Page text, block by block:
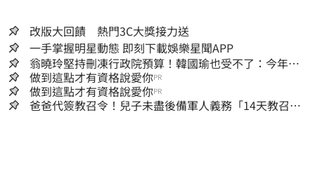
改版大回饋 熱門3C大獎接力送
一手掌握明星動態 即刻下載娛樂星聞APP
翁曉玲堅持刪凍行政院預算！韓國瑜也受不了：今年剩4
個月你思考一下
做到這點才有資格說愛你PR
做到這點才有資格說愛你PR
爸爸代簽教召令！兒子未盡後備軍人義務「14天教召不